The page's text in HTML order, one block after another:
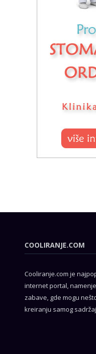
COOLIRANJE.COM
Cooliranje.com je
internet portal,
zabave, gde mogu
kreiranju samog